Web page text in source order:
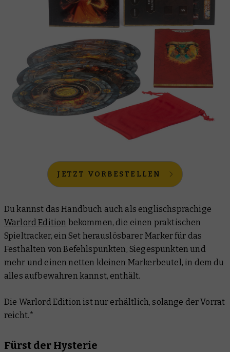
JETZT VORBESTELLEN
Du kannst das Handbuch auch als englischsprachige
Warlord Edition bekommen, die einen praktischen
Spieltracker, ein Set herauslösbarer Marker für das
Festhalten von Befehlspunkten, Siegespunkten und
mehr und einen netten kleinen Markerbeutel, in dem du
alles aufbewahren kannst, enthält.
Die Warlord Edition ist nur erhältlich, solange der Vorrat
reicht.*
Fürst der Hysterie